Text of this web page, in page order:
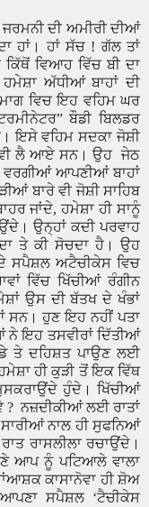
ਦੀ ਅਮੀਰੀ ਦੀਆਂ
ਹਾਂ। ਹਾਂ ਸੱਚ ! ਗੱਲ ਤਾਂ
ਵਿਆਹ ਵਿੱਚ ਬੀ ਦਾ
ਅੱਧੀਆਂ ਬਾਹਾਂ ਦੀ
ਵਿਚ ਇਹ ਵਹਿਮ ਘਰ
”ਬੌਡੀ ਬਿਲਡਰ
ਇਸੇ ਵਹਿਮ ਸਦਕਾ ਜੋਸ਼ੀ
ਲੈ ਆਏ ਸਨ। ਉਹ ਜੇਠ
ਵਰਗੀਆਂ ਆਪਣੀਆਂ ਬਾਹਾਂ
ਬਾਰੇ ਵੀ ਜੋਸ਼ੀ ਸਾਹਿਬ
ਜਾਂਦੇ,ਹਮੇਸ਼ਾ ਹੀ ਸਾਨੂੰ
ਉਨ੍ਹਾਂ ਕਦੀ ਪਰਵਾਹ
ਤੇ ਕੀ ਸੋਚਦਾ ਹੈ। ਉਹ
ਸਪੈਸ਼ਲ ਅਟੈਚੀਕੇਸ ਵਿਚ
ਵਿੱਚ ਖਿੱਚੀਆਂ ਰੰਗੀਨ
ਉਸ ਦੀ ਬੱਤਖ ਦੇ ਖੰਭਾਂ
ਸਨ। ਹੁਣ ਇਹ ਨਹੀਂ ਪਤਾ
ਨੇ ਇਹ ਤਸਵੀਰਾਂ ਦਿੱਤੀਆਂ
ਤੇ ਦਹਿਸ਼ਤ ਪਾਉਣ ਲਈ
ਹੀ ਕੁੜੀ ਤੋਂ ਇਕ ਵਿੱਥ
ਹੁੰਦੇ। ਖਿੱਚੀਆਂ
? ਨਜ਼ਦੀਕੀਆਂ ਲਈ ਰਾਤਾਂ
ਨਾਲ ਹੀ ਸੁਫਨਿਆਂ
ਰਾਸਲੀਲਾ ਰਚਾਉਂਦੇ।
ਆਪ ਨੂੰ ਪਟਿਆਲੇ ਵਾਲਾ
ਕਾਸਾਨੋਵਾ ਹੀ ਸ਼ੋਅ
ਆਪਣਾ ਸਪੈਸ਼ਲ ‘ਟੈਚੀਕੇਸ